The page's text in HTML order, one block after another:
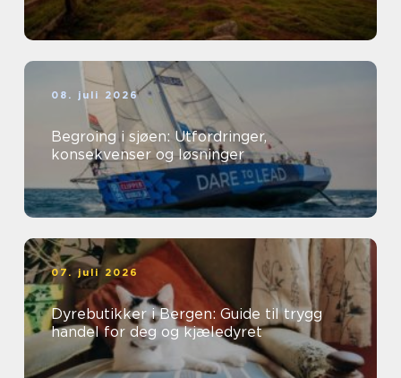
08. juli 2026
Begroing i sjøen: Utfordringer,
konsekvenser og løsninger
07. juli 2026
Dyrebutikker i Bergen: Guide til trygg
handel for deg og kjæledyret